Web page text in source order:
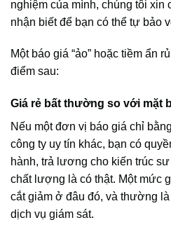
nghiệm của mình, chúng tôi xin
nhận biết để bạn có thể tự bảo
Một báo giá “ảo” hoặc tiềm ẩn
điểm sau:
Giá rẻ bất thường so với mặt
Nếu một đơn vị báo giá chỉ
công ty uy tín khác, bạn có
hành, trả lương cho kiến trúc
chất lượng là có thật. Một mức
cắt giảm ở đâu đó, và thường
dịch vụ giám sát.